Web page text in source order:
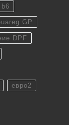
GP
DPF
евро2